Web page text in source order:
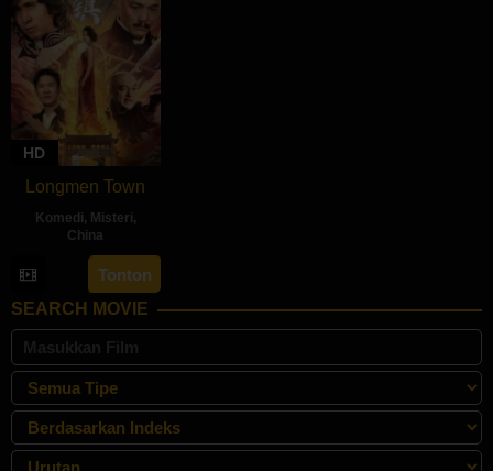
HD
Longmen Town
Komedi , Misteri ,
China
May
2023
Han
Zhao
Tonton
SEARCH MOVIE